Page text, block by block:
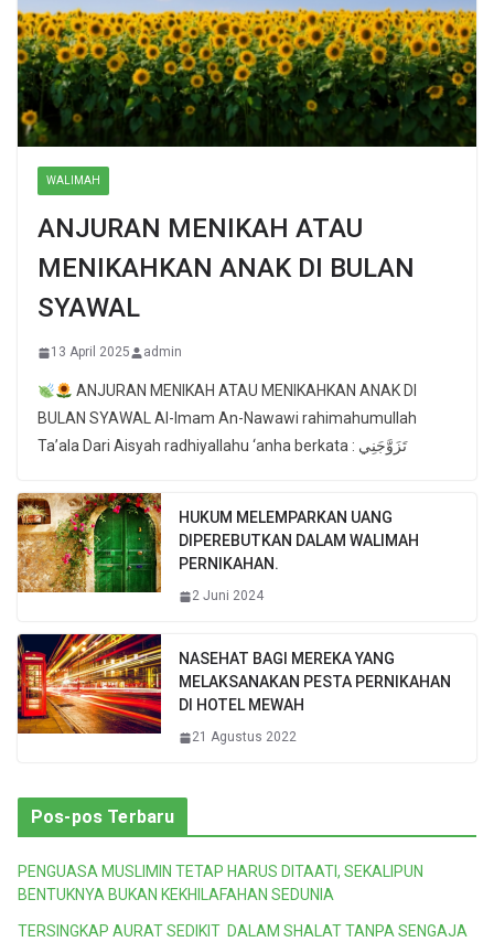
WALIMAH
ANJURAN MENIKAH ATAU
MENIKAHKAN ANAK DI BULAN
SYAWAL
13 April 2025 admin
ANJURAN MENIKAH ATAU MENIKAHKAN ANAK DI
BULAN SYAWAL Al-Imam An-Nawawi rahimahumullah
Ta’ala Dari Aisyah radhiyallahu ‘anha berkata : تَزَوَّجَنِي
HUKUM MELEMPARKAN UANG
DIPEREBUTKAN DALAM WALIMAH
PERNIKAHAN.
2 Juni 2024
NASEHAT BAGI MEREKA YANG
MELAKSANAKAN PESTA PERNIKAHAN
DI HOTEL MEWAH
21 Agustus 2022
Pos-pos Terbaru
PENGUASA MUSLIMIN TETAP HARUS DITAATI, SEKALIPUN
BENTUKNYA BUKAN KEKHILAFAHAN SEDUNIA
TERSINGKAP AURAT SEDIKIT DALAM SHALAT TANPA SENGAJA